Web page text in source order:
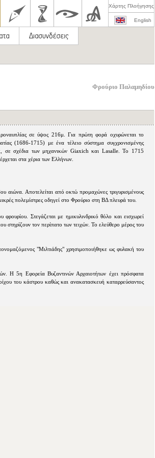
Χάρτης Πλοήγησης
English
Φρούριο Παλαμηδίου
σε ύψος 216μ. Για πρώτη φορά οχυρώνεται το
(1686-1715) με ένα τέλειο σύστημα συγχρονισμένης
σε σχέδια των μηχανικών Giaxich και Lasalle. Το 1715
στα χέρια των Ελλήνων.
αιώνα. Αποτελείται από οκτώ προμαχώνες τριγυρισμένους
πολεμίστρες οδηγεί στο Φρούριο στη ΒΔ πλευρά του.
Στεγάζεται με ημικυλινδρικό θόλο και εισχωρεί
στηρίζουν τον περίπατο των τειχών. Το ελεύθερο μέρος του
"Μιλτιάδης" χρησιμοποιήθηκε ως φυλακή του
Η 5η Εφορεία Βυζαντινών Αρχαιοτήτων έχει πρόσφατα
του κάστρου καθώς και ανακατασκευή καταρρεύσαντος